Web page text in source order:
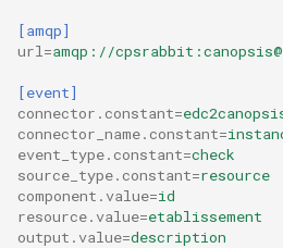
[amqp]
url =amqp://
[event]
connector.constant=
connector_name.constant=
event_type.constant=check
source_type.constant=resource
component.value=id
resource.value=etablissement
output.value=description